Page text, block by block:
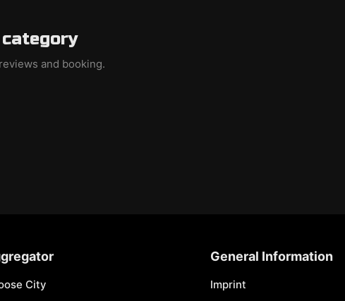
and booking.
City
General Information
Imprint